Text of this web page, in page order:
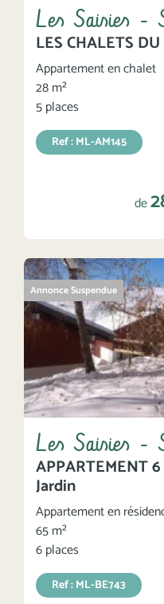
Les Saisies -
LES CHALETS DU
Appartement en chalet
28 m²
5 places
Ref : ML-AM145
de
Annonce Suspendue
Les Saisies -
APPARTEMENT
Jardin
Appartement en
65 m²
6 places
Ref : ML-BE743